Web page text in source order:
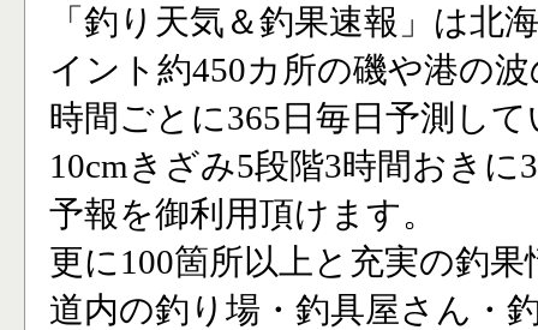
「釣り天気＆釣果速報」は北
イント約450カ所の磯や港の
時間ごとに365日毎日予測し
10cmきざみ5段階3時間おきに
予報を御利用頂けます。
更に100箇所以上と充実の釣果
道内の釣り場・釣具屋さん・